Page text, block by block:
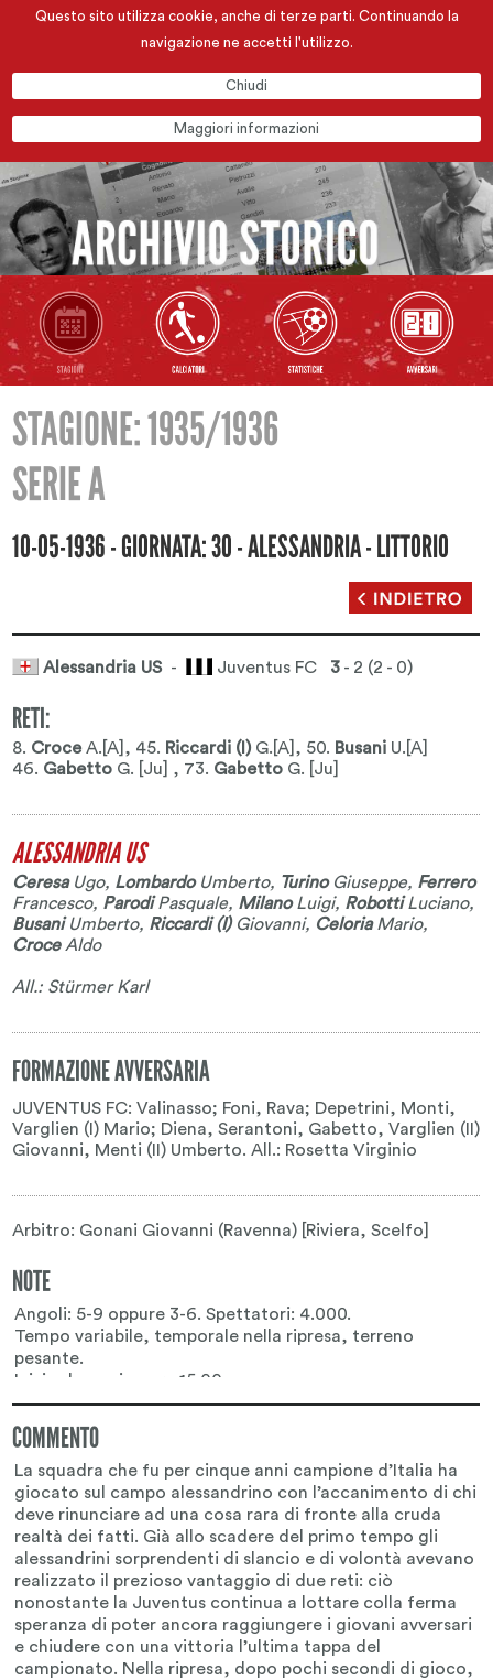
Questo sito utilizza cookie, anche di terze parti. Continuando la
navigazione ne accetti l'utilizzo.
Chiudi
Maggiori informazioni
STAGIONE: 1935/1936
SERIE A
10-05-1936 - GIORNATA: 30 - ALESSANDRIA - LITTORIO
Alessandria US- Juventus FC 3 - 2 (2 - 0)
RETI:
8. CroceA.[A] , 45. Riccardi (I)G.[A] , 50. Busani U.[A]
46. Gabetto G. [Ju] , 73. Gabetto G. [Ju]
ALESSANDRIA US
CeresaUgo, LombardoUmberto, TurinoGiuseppe, Ferrero
Francesco, ParodiPasquale, MilanoLuigi, RobottiLuciano,
BusaniUmberto, Riccardi (I)Giovanni, CeloriaMario,
CroceAldo
All.: Stürmer Karl
FORMAZIONE AVVERSARIA
JUVENTUS FC: Valinasso; Foni, Rava; Depetrini, Monti,
Varglien (I) Mario; Diena, Serantoni, Gabetto, Varglien (II)
Giovanni, Menti (II) Umberto. All.: Rosetta Virginio
Arbitro: Gonani Giovanni (Ravenna) [Riviera, Scelfo]
NOTE
COMMENTO